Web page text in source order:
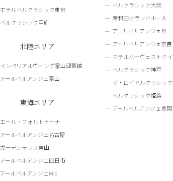
ホテルベルクラシック東京
ベルクラシック甲府
北陸エリア
インペリアルウィング富山迎賓館
アールベルアンジェ富山
東海エリア
エール・フォルトゥーナ
アールベルアンジェ名古屋
ガーデンテラス東山
アールベルアンジェ四日市
アールベルアンジェMie
ベルクラシック大阪
岸和田グランドホール
アールベルアンジェ堺
アールベルアンジェ奈良
ホテルハーヴェストク
ベルクラシック神戸
ザ・ロイヤルクラシッ
ベルクラシック姫路
アールベルアンジェ豊岡